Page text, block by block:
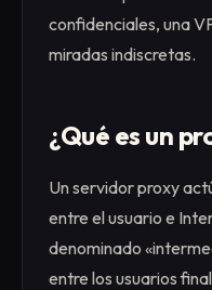
confidenciales, una
miradas indiscretas.
¿Qué es un
Un servidor proxy
entre el usuario e
denominado
entre los usuarios